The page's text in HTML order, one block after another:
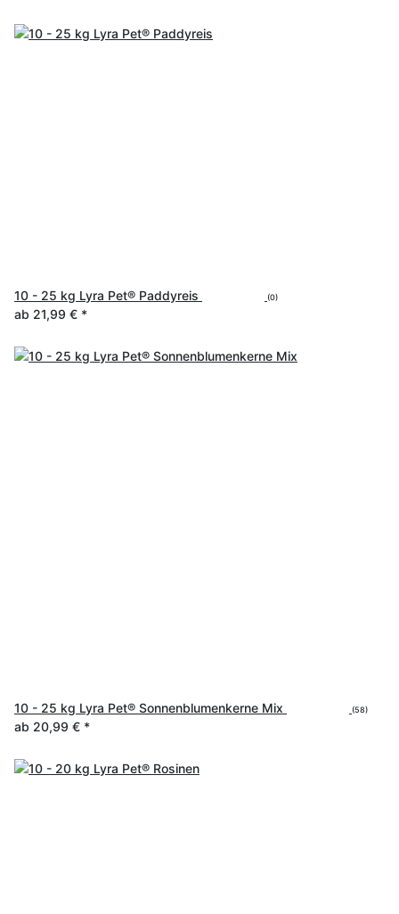
10 - 25 kg Lyra Pet® Paddyreis (0)
ab 21,99 € *
10 - 25 kg Lyra Pet® Sonnenblumenkerne Mix (58)
ab 20,99 € *